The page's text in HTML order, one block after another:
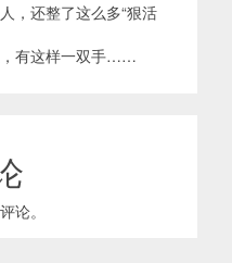
，还整了这么多“狠活
有这样一双手……
论。